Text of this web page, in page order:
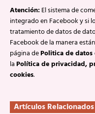
Atención:El sistema de
integrado en Facebook y si
tratamiento de datos de
Facebook de la manera
página dePolitica de datos
laPolítica de privacidad,
cookies.
Artículos Relacionados